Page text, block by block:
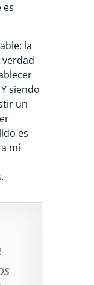
es
la
siendo
un
es
mí